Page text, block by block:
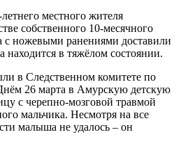
местного жителя
собственного 10-месячного
с ножевыми ранениями доставили
в тяжёлом состоянии.
в Следственном комитете по
26 марта в Амурскую детскую
с черепно-мозговой травмой
мальчика. Несмотря на все
малыша не удалось – он